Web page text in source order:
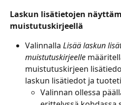
Laskun lisätietojen
muistutuskirjeellä
Valinnalla Lisää laskun
muistutuskirjeelle
muistutuskirjeen
laskun lisätiedot ja
Valinnan ollessa